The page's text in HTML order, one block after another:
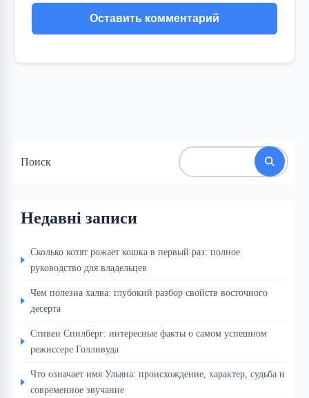
Поиск
Недавні записи
Сколько котят рожает кошка в первый раз: полное
руководство для владельцев
Чем полезна халва: глубокий разбор свойств восточного
десерта
Стивен Спилберг: интересные факты о самом успешном
режиссере Голливуда
Что означает имя Ульяна: происхождение, характер, судьба и
современное звучание